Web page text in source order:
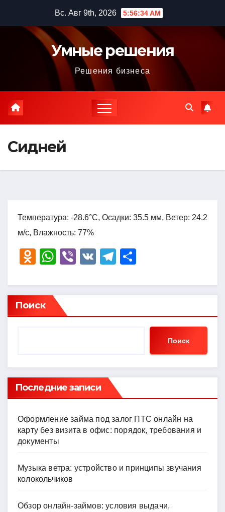
содержимому
Вс. Авг 9th, 2026 5:56:35 AM
Умные решения
Решения бизнеса
Сидней
Температура: -28.6°C, Осадки: 35.5 мм, Ветер: 24.2
м/с, Влажность: 77%
O
n
o
kl
ni
ki
W
at
s
A
Vi
er
V
T
e
a
р
в
ть
Поиск
Поиск
Последние записи
Оформление займа под залог ПТС онлайн на
карту без визита в офис: порядок, требования и
документы
Музыка ветра: устройство и принципы звучания
колокольчиков
Обзор онлайн-займов: условия выдачи,